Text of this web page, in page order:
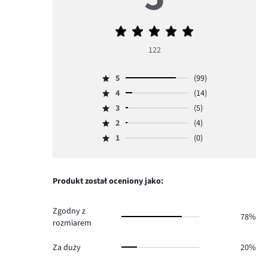
Średnia
5
122
Ocena
5,
ilość
głosów
5
(99)
Ocena
4,
ilość
głosów
4
(14)
Ocena
3,
ilość
3
(5)
Ocena
2,
4.
2
(4)
Ocena
głosów
1 (0)
Produkt został oceniony jako:
Zgodny z
rozmiarem
78%
Za duży 20%